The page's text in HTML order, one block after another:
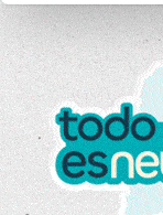
Energía
Política social
Subsidios